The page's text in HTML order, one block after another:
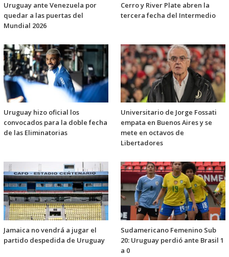
Uruguay ante Venezuela por
quedar a las puertas del
Mundial 2026
Cerro y River Plate abren la
tercera fecha del Intermedio
Uruguay hizo oficial los
convocados para la doble fecha
de las Eliminatorias
Universitario de Jorge Fossati
empata en Buenos Aires y se
mete en octavos de
Libertadores
Jamaica no vendrá a jugar el
partido despedida de Uruguay
Sudamericano Femenino Sub
20: Uruguay perdió ante Brasil 1
a 0